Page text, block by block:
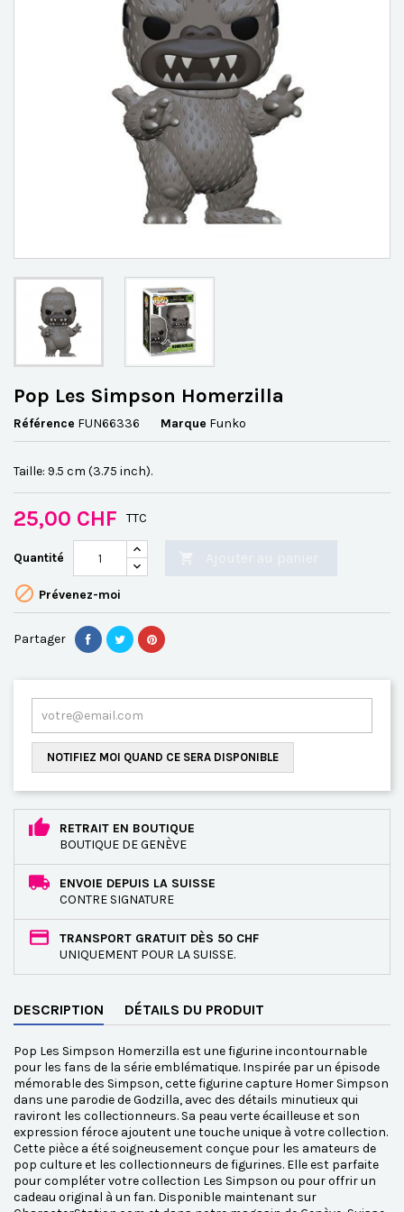
Pop Les Simpson Homerzilla
Référence FUN66336 Marque Funko
Taille: 9.5 cm (3.75 inch).
25,00 CHF TTC
Quantité
 Prévenez-moi
Partager
NOTIFIEZ MOI QUAND CE SERA DISPONIBLE
RETRAIT EN BOUTIQUE
BOUTIQUE DE GENÈVE
ENVOIE DEPUIS LA SUISSE
CONTRE SIGNATURE
TRANSPORT GRATUIT DÈS 50 CHF
UNIQUEMENT POUR LA SUISSE.
DESCRIPTION DÉTAILS DU PRODUIT
Pop Les Simpson Homerzilla est une figurine incontournable
pour les fans de la série emblématique. Inspirée par un épisode
mémorable des Simpson, cette figurine capture Homer Simpson
dans une parodie de Godzilla, avec des détails minutieux qui
raviront les collectionneurs. Sa peau verte écailleuse et son
expression féroce ajoutent une touche unique à votre collection.
Cette pièce a été soigneusement conçue pour les amateurs de
pop culture et les collectionneurs de figurines. Elle est parfaite
pour compléter votre collection Les Simpson ou pour offrir un
cadeau original à un fan. Disponible maintenant sur